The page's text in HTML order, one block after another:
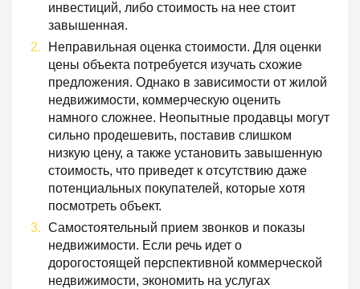
инвестиций, либо стоимость на нее стоит
завышенная.
Неправильная оценка стоимости. Для оценки
цены объекта потребуется изучать схожие
предложения. Однако в зависимости от жилой
недвижимости, коммерческую оценить
намного сложнее. Неопытные продавцы могут
сильно продешевить, поставив слишком
низкую цену, а также установить завышенную
стоимость, что приведет к отсутствию даже
потенциальных покупателей, которые хотя
посмотреть объект.
Самостоятельный прием звонков и показы
недвижимости. Если речь идет о
дорогостоящей перспективной коммерческой
недвижимости, экономить на услугах